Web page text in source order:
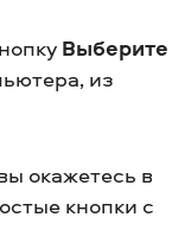
Выберите
из
окажетесь в
кнопки с